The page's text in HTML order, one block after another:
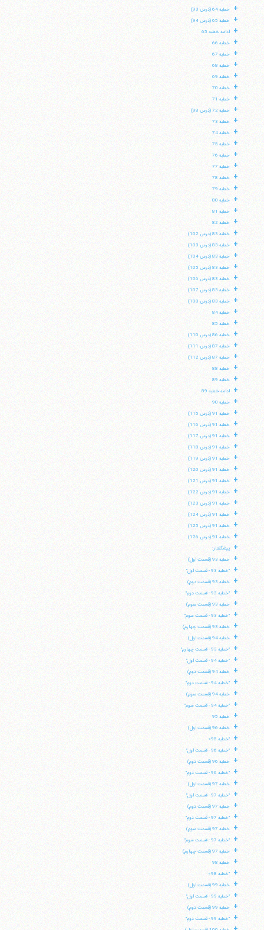
+ خطبه 64 (درس 93)
+ خطبه 65 (درس 94)
+ ادامه خطبه 65
+ خطبه 66
+ خطبه 67
+ خطبه 68
+ خطبه 69
+ خطبه 70
+ خطبه 71
+ خطبه 72 (درس 98)
+ خطبه 73
+ خطبه 74
+ خطبه 75
+ خطبه 76
+ خطبه 77
+ خطبه 78
+ خطبه 79
+ خطبه 80
+ خطبه 81
+ خطبه 82
+ خطبه 83 (درس 102)
+ خطبه 83 (درس 103)
+ خطبه 83 (درس 104)
+ خطبه 83 (درس 105)
+ خطبه 83 (درس 106)
+ خطبه 83 (درس 107)
+ خطبه 83 (درس 108)
+ خطبه 84
+ خطبه 85
+ خطبه 86 (درس 110)
+ خطبه 87 (درس 111)
+ خطبه 87 (درس 112)
+ خطبه 88
+ خطبه 89
+ ادامه خطبه 89
+ خطبه 90
+ خطبه 91 (درس 115)
+ خطبه 91 (درس 116)
+ خطبه 91 (درس 117)
+ خطبه 91 (درس 118)
+ خطبه 91 (درس 119)
+ خطبه 91 (درس 120)
+ خطبه 91 (درس 121)
+ خطبه 91 (درس 122)
+ خطبه 91 (درس 123)
+ خطبه 91 (درس 124)
+ خطبه 91 (درس 125)
+ خطبه 91 (درس 126)
+ پیشگفتار:
+ خطبه 93 (قسمت اول)
+ "خطبه 93 - قسمت اول"
+ خطبه 93 (قسمت دوم)
+ "خطبه 93 - قسمت دوم"
+ خطبه 93 (قسمت سوم)
+ "خطبه 93 - قسمت سوم"
+ خطبه 93 (قسمت چهارم)
+ خطبه 94 (قسمت اول)
+ "خطبه 93 - قسمت چهارم"
+ "خطبه 94 - قسمت اول"
+ خطبه 94 (قسمت دوم)
+ "خطبه 94 - قسمت دوم"
+ خطبه 94 (قسمت سوم)
+ "خطبه 94 - قسمت سوم"
+ خطبه 95
+ خطبه 96 (قسمت اول)
+ "خطبه 95»
+ "خطبه 96 - قسمت اول"
+ خطبه 96 (قسمت دوم)
+ "خطبه 96 - قسمت دوم"
+ خطبه 97 (قسمت اول)
+ "خطبه 97 - قسمت اول"
+ خطبه 97 (قسمت دوم)
+ "خطبه 97 - قسمت دوم"
+ خطبه 97 (قسمت سوم)
+ "خطبه 97 - قسمت سوم"
+ خطبه 97 (قسمت چهارم)
+ خطبه 98
+ "خطبه 98»
+ خطبه 99 (قسمت اول)
+ "خطبه 99 - قسمت اول"
+ خطبه 99 (قسمت دوم)
+ "خطبه 99 - قسمت دوم"
ایران